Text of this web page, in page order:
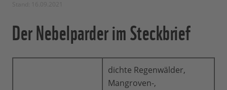
Der Nebelparder im Steckbrief
dichte Regenwälder,
Mangroven-,